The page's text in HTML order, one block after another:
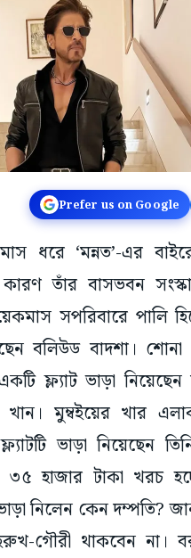
Prefer us on Google
ধরে ‘মন্নত’-এর
তাঁর বাসভবন
সপরিবারে পালি
বলিউড বাদশা। শোনা
ফ্ল্যাট ভাড়া
খান। মুম্বইয়ের খার
ভাড়া নিয়েছেন
হাজার টাকা খরচ
নিলেন কেন দম্পতি?
গৌরী থাকবেন না।